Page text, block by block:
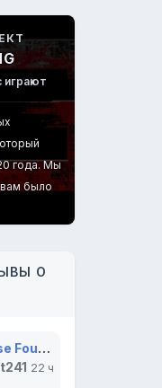
играют
года. Мы
было
О
404 Cheese Found [RU]
22 часа назад